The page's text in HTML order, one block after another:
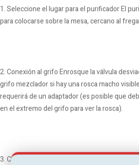
1. Seleccione el lugar para el purificador El
para colocarse sobre la mesa, cercano al
2. Conexión al grifo Enrosque la válvula
grifo mezclador si hay una rosca macho
requerirá de un adaptador (es posible que
en el extremo del grifo para ver la rosca).
3. Colocación del filtro de cerámica